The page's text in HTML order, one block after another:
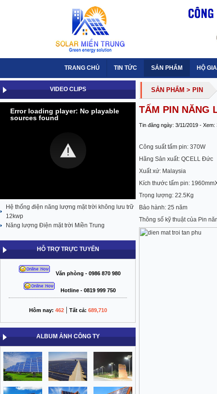
TRANG CHỦ TIN TỨC SẢN PHẨM HỘ
VIDEO CLIPS
Error loading player: No playable
sources found
Hệ thống điện năng lượng mặt trời không lưu trữ
12kwp
Năng lượng Điện mặt trời Miền Trung
HỖ TRỢ TRỰC TUYẾN
Văn phòng - 0986 870 980
Hotline - 0819 999 750
Hôm nay: 462| Tất cả: 689,710
ALBUM ẢNH CÔNG TY
SẢN PHẨM > PIN
TẤM PIN NĂNG
Tin đăng ngày: 3/11/2019 - Xem:
Công suất tấm pin: 370W
Hãng Sản xuất: QCELL Đức
Xuất xứ: Malaysia
Kích thước tấm pin:
Trọng lượng: 22.5Kg
Bảo hành: 25 năm
Thông số kỹ thuật của Pin